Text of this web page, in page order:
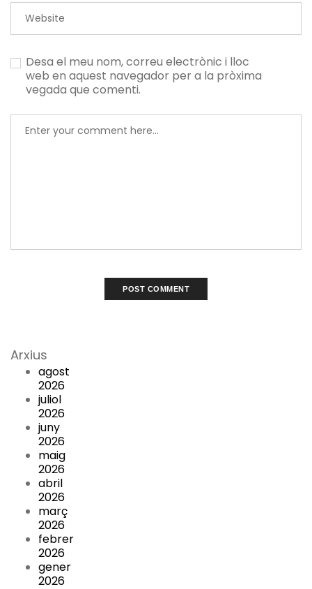
Desa el meu nom, correu electrònic i lloc
web en aquest navegador per a la pròxima
vegada que comenti.
Arxius
agost
2026
juliol
2026
juny
2026
maig
2026
abril
2026
març
2026
febrer
2026
gener
2026